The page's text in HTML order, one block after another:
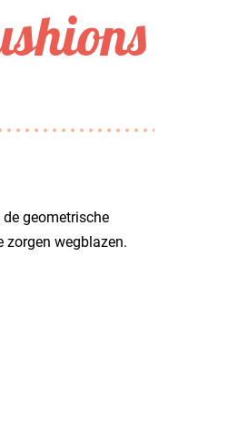
geometrische
zorgen wegblazen.